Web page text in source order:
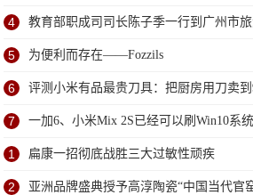
4 教育部职成司司长陈子季一行到广州市
研
5 为便利而存在——Fozzils
6 评测小米有品最贵刀具：把厨房用刀卖
7 一加6、小米Mix 2S已经可以刷Win10系
了？
1 扁康一招彻底战胜三大过敏性顽疾
2 亚洲品牌盛典授予高淳陶瓷“中国当代官